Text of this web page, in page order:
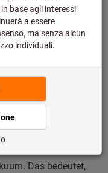
sofort mit der
zum
Spannkraftnicht nur
kann für andere
aus Metall bestehen.
und
Die
.
zur Fläche des
zwischen dem
Das bedeutet,